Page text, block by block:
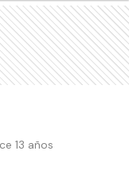
13 años